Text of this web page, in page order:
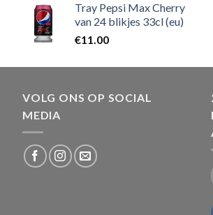
Tray Pepsi Max Cherry
van 24 blikjes 33cl (eu)
€11.00
VOLG ONS OP SOCIAL
MEDIA